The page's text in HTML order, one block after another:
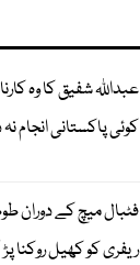
کوئی پاکستانی انجام
فٹبال میچ کے دوران
ریفری کو کھیل روکنا پڑ